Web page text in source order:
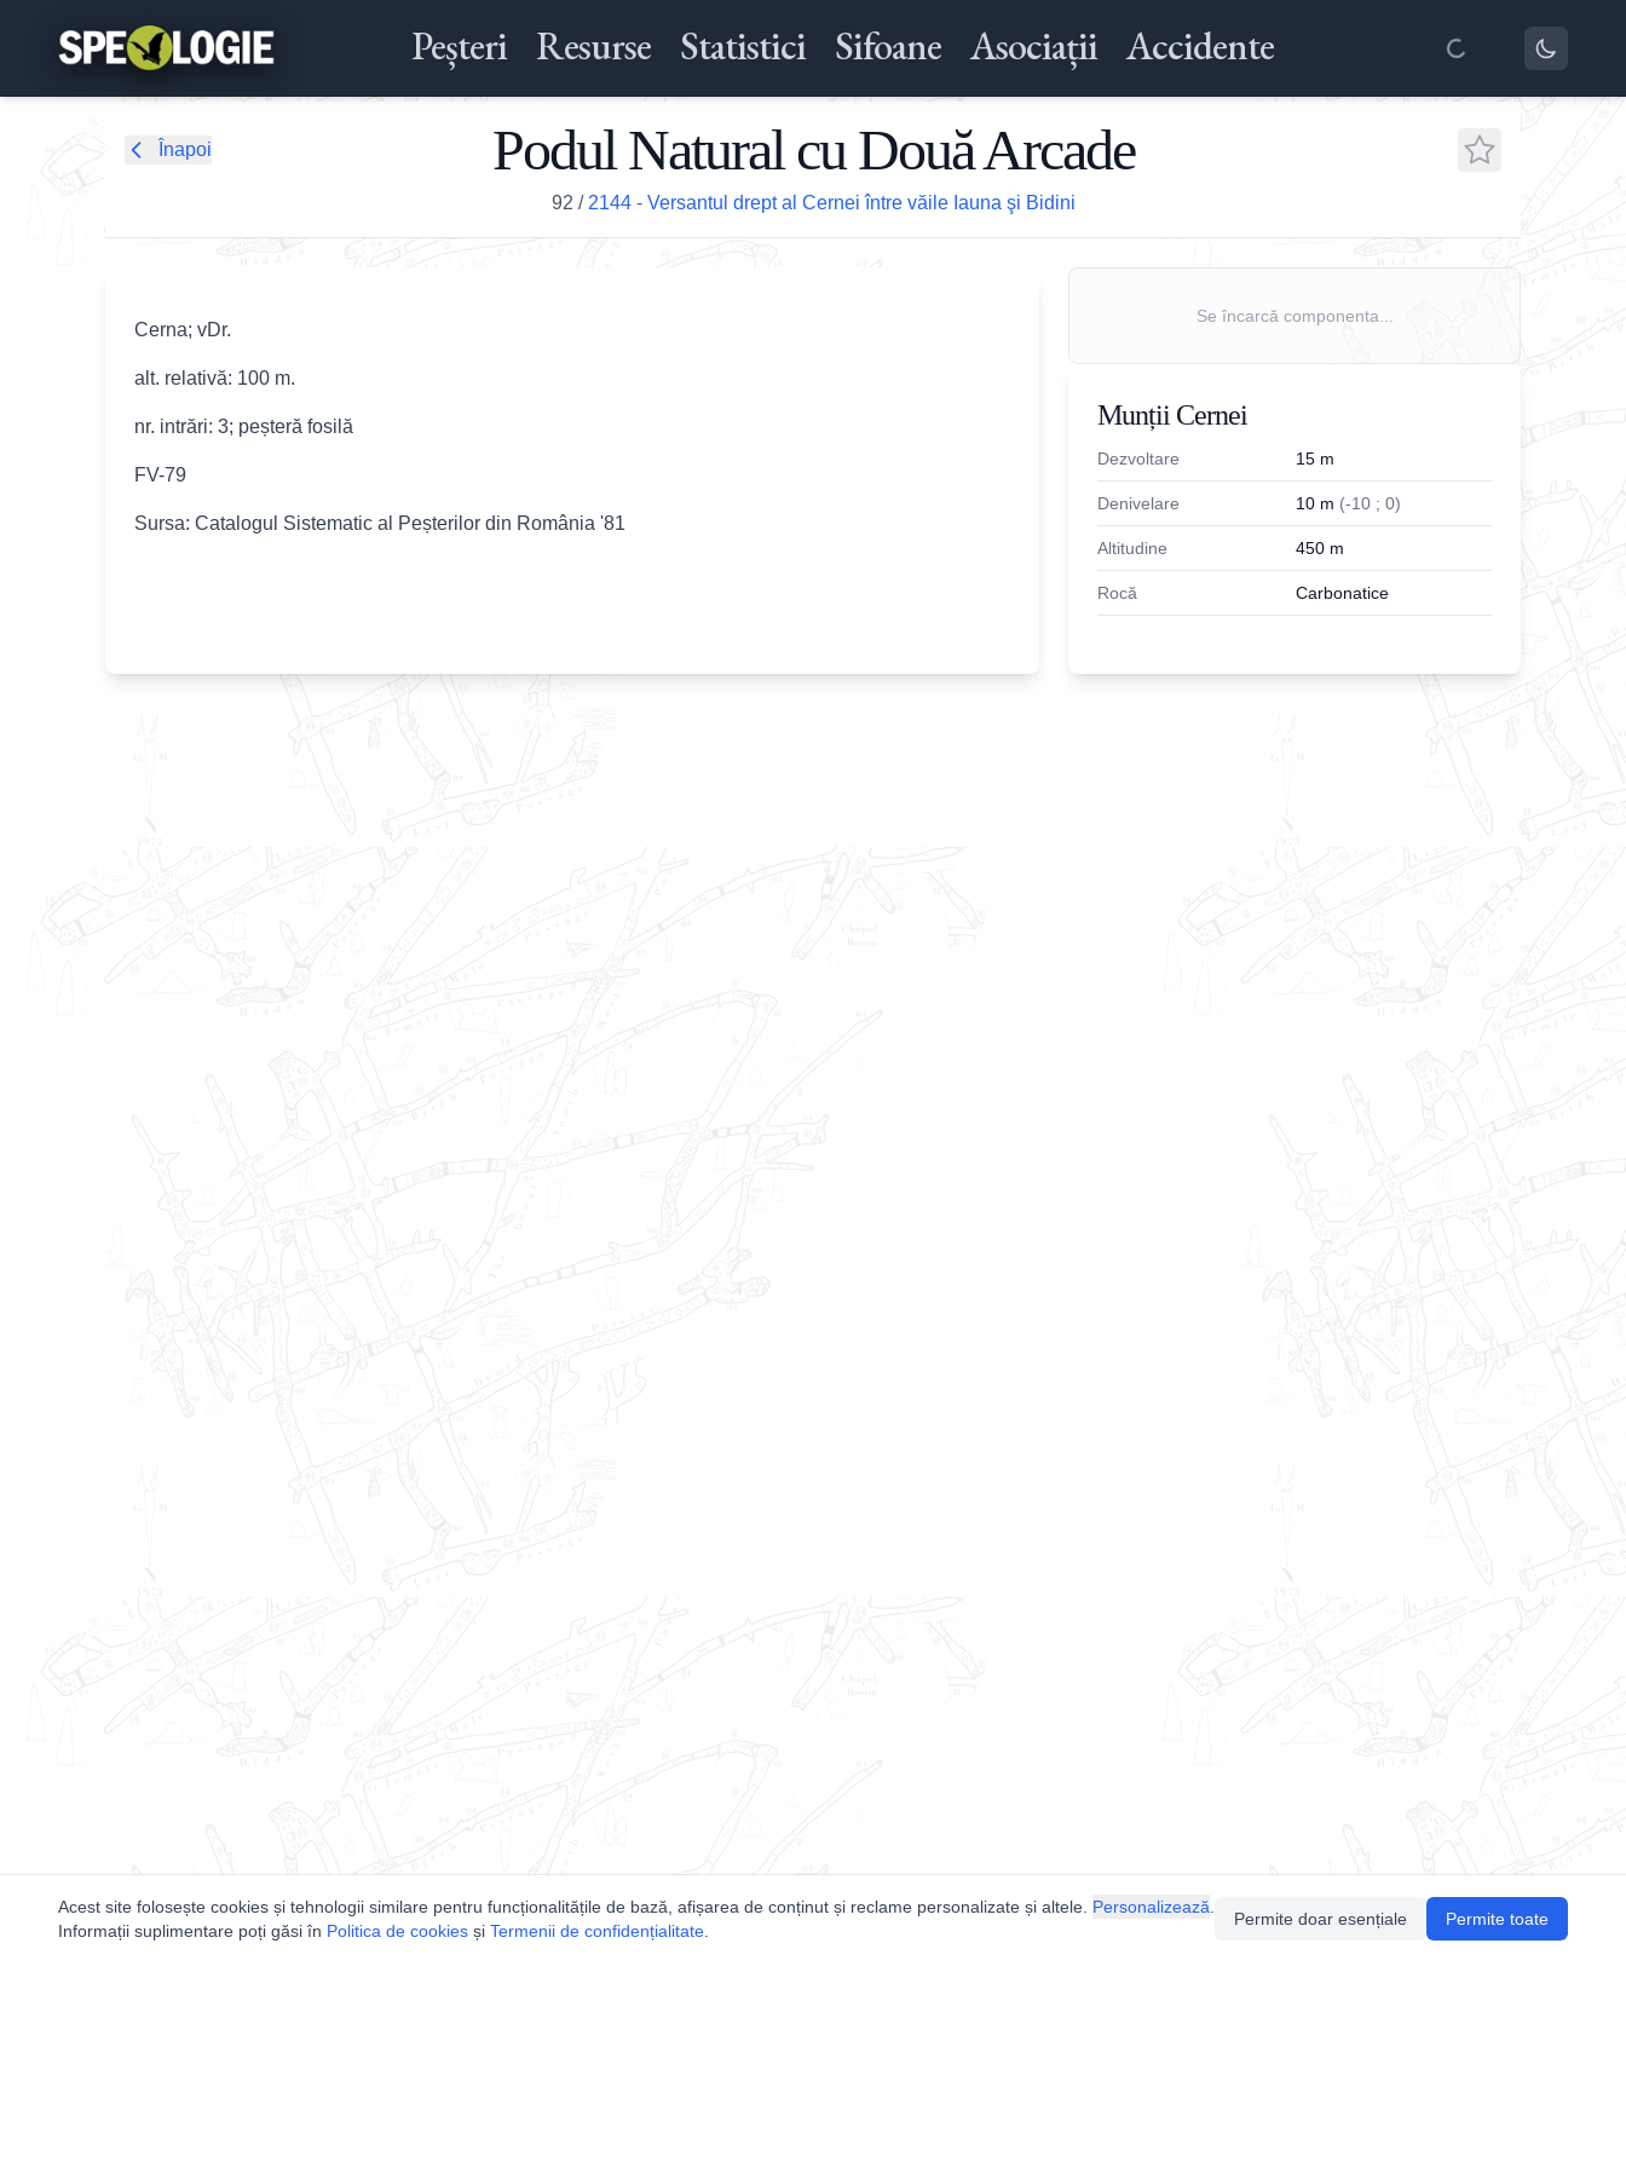
Peșteri Resurse Statistici Sifoane Asociații Accidente
Înapoi Podul Natural cu Două Arcade
92 / 2144 - Versantul drept al Cernei între văile Iauna şi Bidini
Cerna; vDr.
alt. relativă: 100 m.
nr. intrări: 3; peșteră fosilă
FV-79
Sursa: Catalogul Sistematic al Peșterilor din România '81
Se încarcă componenta...
Munții Cernei
Dezvoltare 15 m
Denivelare 10 m (-10 ; 0)
Altitudine 450 m
Rocă Carbonatice
Acest site folosește cookies și tehnologii similare pentru funcționalitățile de bază, afișarea de conținut și reclame personalizate și altele. Personalizează
Informații suplimentare poți găsi în Politica de cookies și Termenii de confidențialitate
Permite doar esențiale Permite toate